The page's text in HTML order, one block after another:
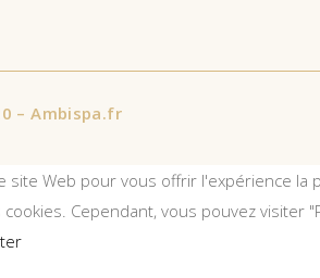
– Ambispa.fr
site Web pour vous offrir l'expérience
cookies. Cependant, vous pouvez